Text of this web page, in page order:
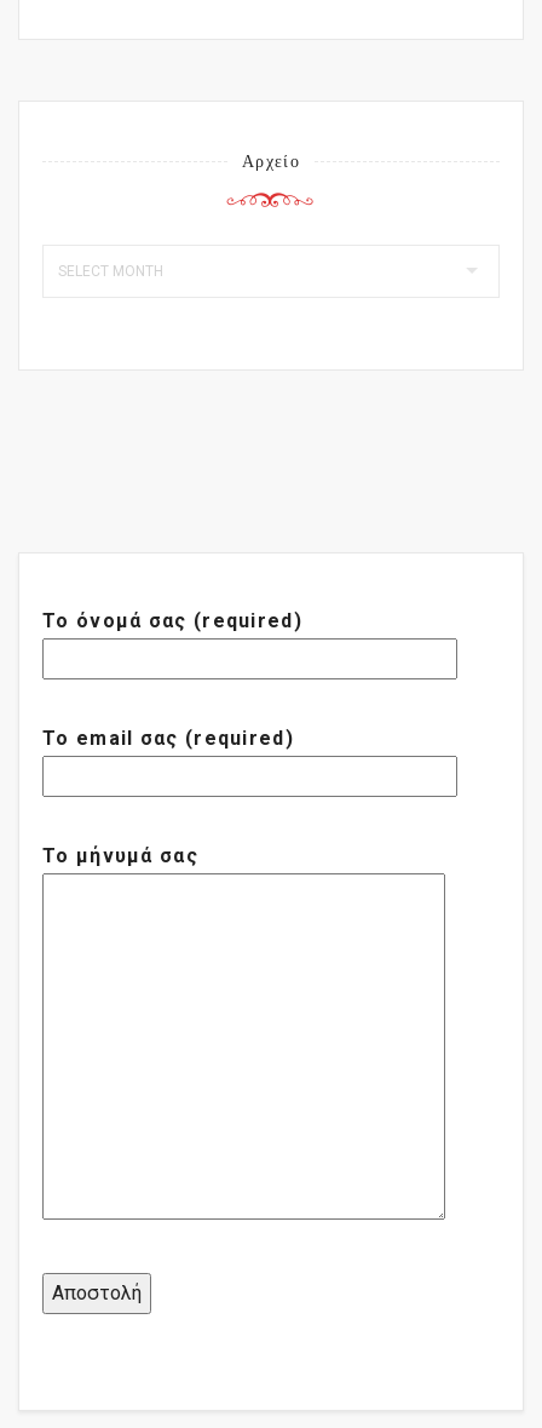
Αρχείο
Το όνομά σας (required)
Το email σας (required)
Το μήνυμά σας